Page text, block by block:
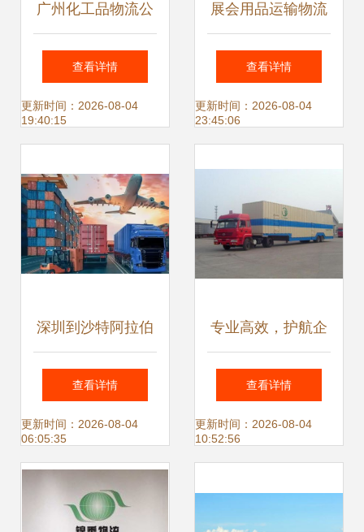
广州化工品物流公
司货物运输代理服
务全解析
查看详情
更新时间：2026-08-04
19:40:15
展会用品运输物流
全攻略 高效选择与
优势解析
查看详情
更新时间：2026-08-04
23:45:06
深圳到沙特阿拉伯
海运整柜拼箱专线
2024年服务覆盖省
市县乡镇及内地代
理模式详解
查看详情
更新时间：2026-08-04
06:05:35
专业高效，护航企
业供应链 —— 上
海纽澜国际货物运
评
查看详情
更新时间：2026-08-04
10:52:56